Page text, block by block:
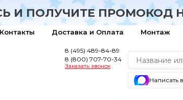
И ПОЛУЧИТЕ ПРОМОКОД
Контакты Доставка и Оплата Монтаж
8 (495) 489-84-89
8 (800) 707-70-34
Заказать звонок
Написать